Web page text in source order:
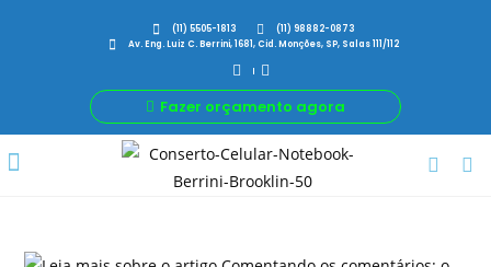
(11) 5505-1813
(11) 98882-0873
Av. Eng. Luiz C. Berrini, 1681, Cid. Monções, SP, Salas 111/112
Fazer orçamento agora